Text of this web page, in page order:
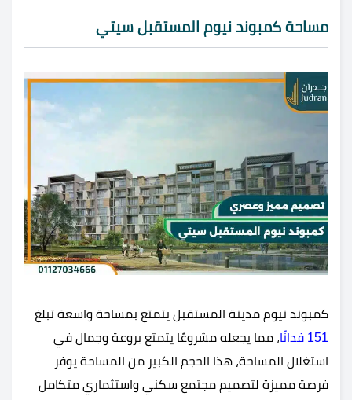
مساحة كمبوند نيوم المستقبل سيتي
كمبوند نيوم مدينة المستقبل يتمتع بمساحة واسعة تبلغ
151 فدانًا
، مما يجعله مشروعًا يتمتع بروعة وجمال في
استغلال المساحة، هذا الحجم الكبير من المساحة يوفر
فرصة مميزة لتصميم مجتمع سكني واستثماري متكامل